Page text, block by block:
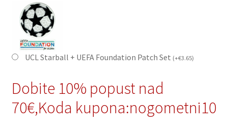
UCL Starball + UEFA Foundation Patch Set (+€3.65)
Dobite 10% popust nad
70€,Koda kupona:nogometni10